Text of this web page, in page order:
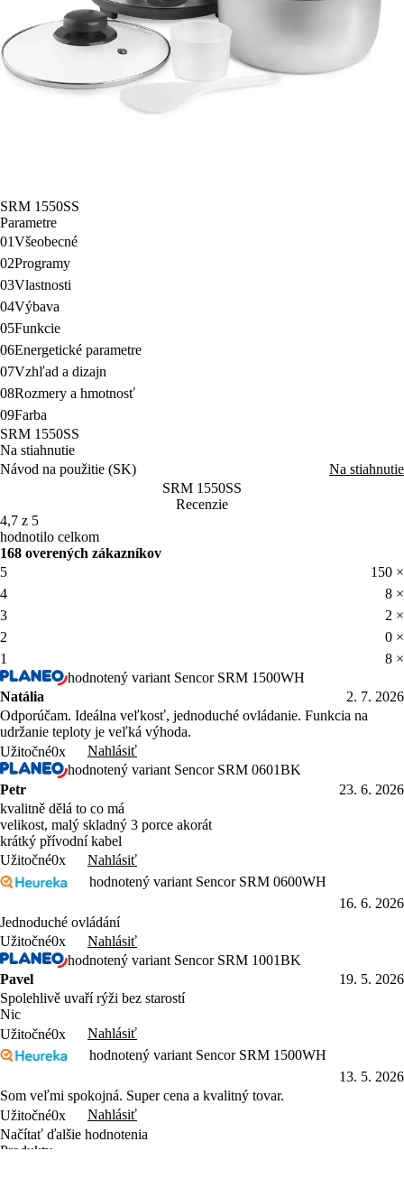
SRM 1550SS
Parametre
01Všeobecné
02Programy
03Vlastnosti
04Výbava
05Funkcie
06Energetické parametre
07Vzhľad a dizajn
08Rozmery a hmotnosť
09Farba
SRM 1550SS
Na stiahnutie
Návod na použitie (SK)
Na stiahnutie
SRM 1550SS
Recenzie
4,7 z 5
hodnotilo celkom
168 overených zákazníkov
5
150 ×
4
8 ×
3
2 ×
2
0 ×
1
8 ×
hodnotený variant Sencor SRM 1500WH
Natália
2. 7. 2026
Odporúčam. Ideálna veľkosť, jednoduché ovládanie. Funkcia na
udržanie teploty je veľká výhoda.
Užitočné0x
Nahlásiť
hodnotený variant Sencor SRM 0601BK
Petr
23. 6. 2026
kvalitně dělá to co má
velikost, malý skladný 3 porce akorát
krátký přívodní kabel
Užitočné0x
Nahlásiť
hodnotený variant Sencor SRM 0600WH
16. 6. 2026
Jednoduché ovládání
Užitočné0x
Nahlásiť
hodnotený variant Sencor SRM 1001BK
Pavel
19. 5. 2026
Spolehlivě uvaří rýži bez starostí
Nic
Užitočné0x
Nahlásiť
hodnotený variant Sencor SRM 1500WH
13. 5. 2026
Som veľmi spokojná. Super cena a kvalitný tovar.
Užitočné0x
Nahlásiť
Načítať ďalšie hodnotenia
Produkty